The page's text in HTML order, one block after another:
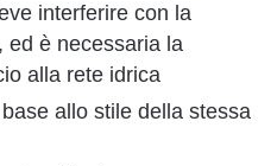
interferire con la
ed è necessaria la
alla rete idrica
allo stile della stessa